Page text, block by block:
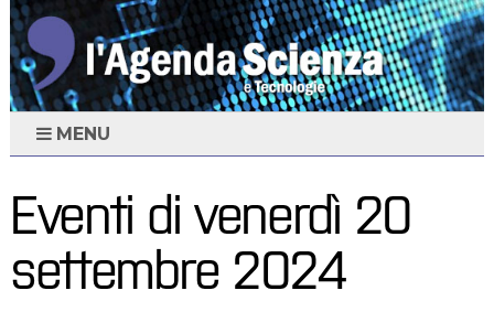
MENU
Eventi di venerdì 20
settembre 2024